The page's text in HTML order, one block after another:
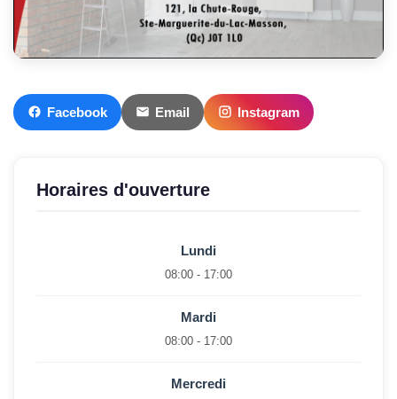
Facebook Email Instagram
Horaires d'ouverture
Lundi
08:00 - 17:00
Mardi
08:00 - 17:00
Mercredi